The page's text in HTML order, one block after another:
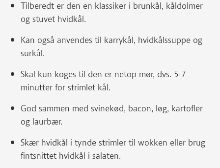
Tilberedt er den en klassiker i brunkål, kåldolmer
og stuvet hvidkål.
Kan også anvendes til karrykål, hvidkålssuppe og
surkål.
Skal kun koges til den er netop mør, dvs. 5-7
minutter for strimlet kål.
God sammen med svinekød, bacon, løg, kartofler
og laurbær.
Skær hvidkål i tynde strimler til wokken eller brug
fintsnittet hvidkål i salaten.